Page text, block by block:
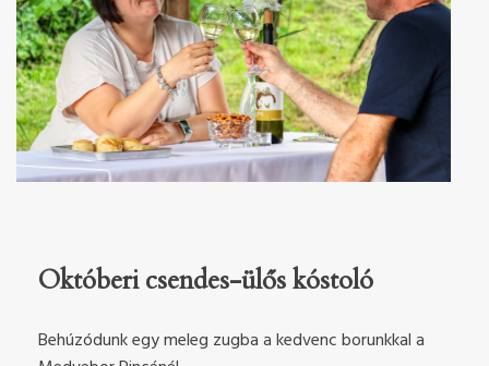
Októberi csendes-ülős kóstoló
Behúzódunk egy meleg zugba a kedvenc borunkkal a